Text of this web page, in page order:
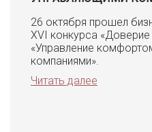
26 октября прошел
XVI конкурса «Доверие
«Управление
компаниями».
Читать далее